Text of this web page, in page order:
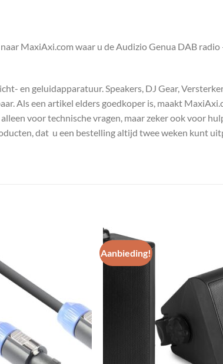
MaxiAxi.com waar u de Audizio Genua DAB
en geluidapparatuur. Speakers, DJ Gear,
Als een artikel elders goedkoper is, maakt
voor technische vragen, maar zeker ook voor
dat u een bestelling altijd twee weken kunt
Aanbieding!